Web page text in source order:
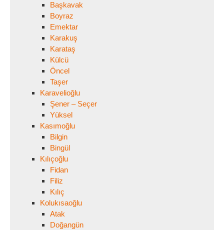
Başkavak
Boyraz
Emektar
Karakuş
Karataş
Külcü
Öncel
Taşer
Karavelioğlu
Şener – Seçer
Yüksel
Kasımoğlu
Bilgin
Bingül
Kılıçoğlu
Fidan
Filiz
Kılıç
Kolukısaoğlu
Atak
Doğangün